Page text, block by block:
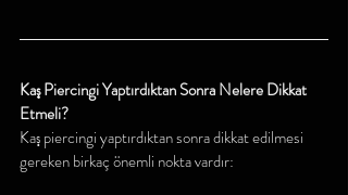
Kaş Piercingi Yaptırdıktan Sonra Nelere Dikkat
Etmeli?
Kaş piercingi yaptırdıktan sonra dikkat edilmesi
gereken birkaç önemli nokta vardır: